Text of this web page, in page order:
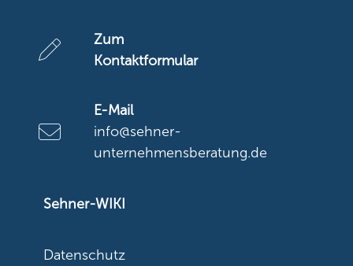
Zum
Kontaktformular
E-Mail
info@sehner-
unternehmensberatung.de
Sehner-WIKI
Datenschutz